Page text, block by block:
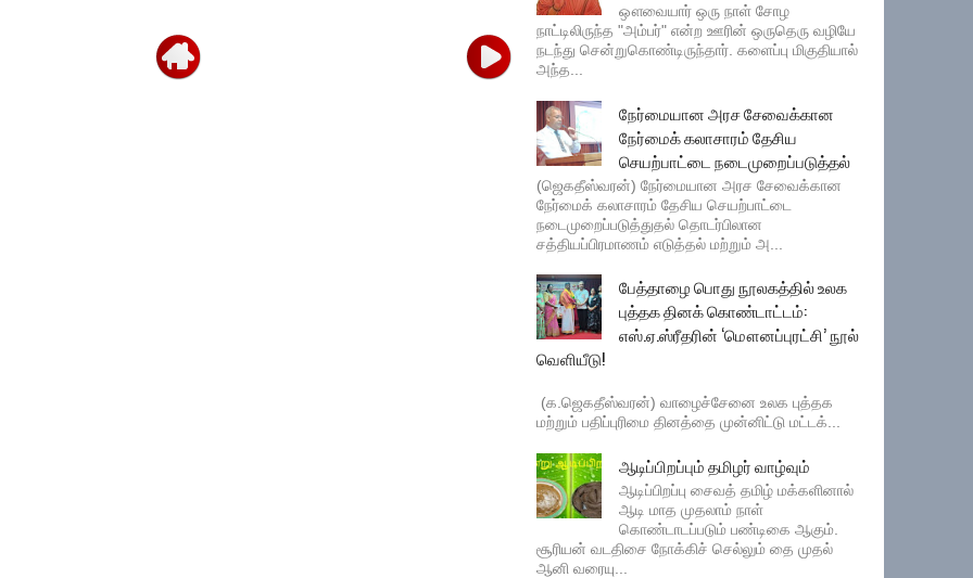
ஔவையார் ஒரு நாள் சோழ
நாட்டிலிருந்த "அம்பர்" என்ற ஊரின் ஒருதெரு வழியே
நடந்து சென்றுகொண்டிருந்தார். களைப்பு மிகுதியால்
அந்த...
நேர்மையான அரச சேவைக்கான
நேர்மைக் கலாசாரம் தேசிய
செயற்பாட்டை நடைமுறைப்படுத்தல்
(ஜெகதீஸ்வரன்) நேர்மையான அரச சேவைக்கான
நேர்மைக் கலாசாரம் தேசிய செயற்பாட்டை
நடைமுறைப்படுத்துதல் தொடர்பிலான
சத்தியப்பிரமாணம் எடுத்தல் மற்றும் அ...
பேத்தாழை பொது நூலகத்தில் உலக
புத்தக தினக் கொண்டாட்டம்:
எஸ்.ஏ.ஸ்ரீதரின் ‘மௌனப்புரட்சி’ நூல்
வெளியீடு!
(க.ஜெகதீஸ்வரன்) வாழைச்சேனை உலக புத்தக
மற்றும் பதிப்புரிமை தினத்தை முன்னிட்டு மட்டக்...
ஆடிப்பிறப்பும் தமிழர் வாழ்வும்
ஆடிப்பிறப்பு சைவத் தமிழ் மக்களினால்
ஆடி மாத முதலாம் நாள்
கொண்டாடப்படும் பண்டிகை ஆகும்.
சூரியன் வடதிசை நோக்கிச் செல்லும் தை முதல்
ஆனி வரையு...